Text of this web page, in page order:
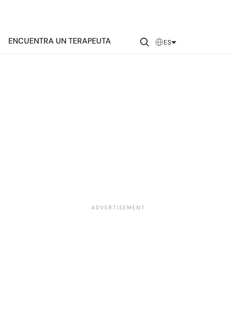
ENCUENTRA UN TERAPEUTA ES